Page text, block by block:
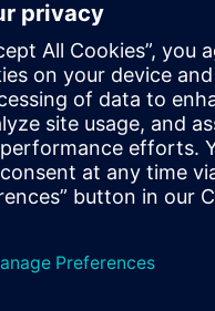
LAN vagy Wifi